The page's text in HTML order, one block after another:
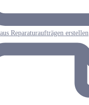
Reparaturaufträgen erstellen